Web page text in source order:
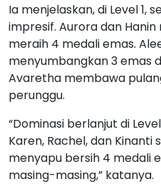
Ia menjelaskan, di Level 1,
impresif. Aurora dan
meraih 4 medali emas.
menyumbangkan 3 emas
Avaretha membawa
perunggu.
“Dominasi berlanjut di
Karen, Rachel, dan Kinanti
menyapu bersih 4 medali
masing-masing,” katanya.